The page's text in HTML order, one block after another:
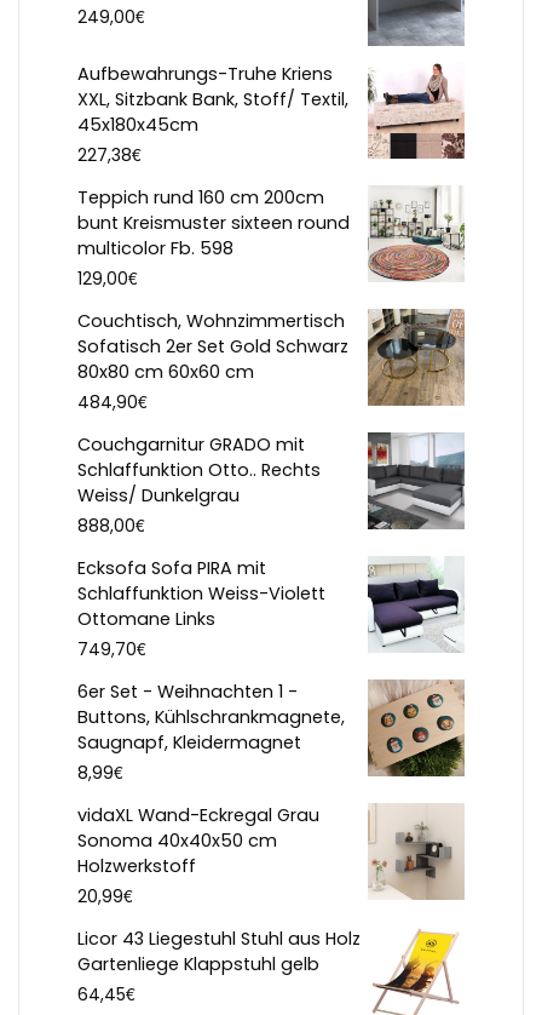
249,00€
Aufbewahrungs-Truhe Kriens
XXL, Sitzbank Bank, Stoff/ Textil,
45x180x45cm
227,38€
Teppich rund 160 cm 200cm
bunt Kreismuster sixteen round
multicolor Fb. 598
129,00€
Couchtisch, Wohnzimmertisch
Sofatisch 2er Set Gold Schwarz
80x80 cm 60x60 cm
484,90€
Couchgarnitur GRADO mit
Schlaffunktion Otto.. Rechts
Weiss/ Dunkelgrau
888,00€
Ecksofa Sofa PIRA mit
Schlaffunktion Weiss-Violett
Ottomane Links
749,70€
6er Set - Weihnachten 1 -
Buttons, Kühlschrankmagnete,
Saugnapf, Kleidermagnet
8,99€
vidaXL Wand-Eckregal Grau
Sonoma 40x40x50 cm
Holzwerkstoff
20,99€
Licor 43 Liegestuhl Stuhl aus Holz
Gartenliege Klappstuhl gelb
64,45€